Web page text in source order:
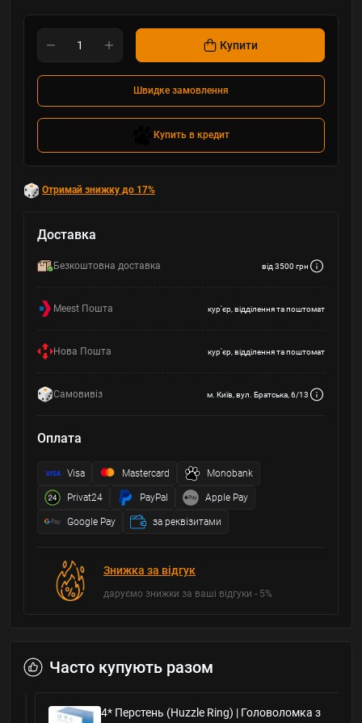
Купити
Швидке замовлення
Купить в кредит
Отримай знижку до 17%
Доставка
Безкоштовна доставка від 3500 грн
Meest Пошта кур'єр, відділення та поштомат
Нова Пошта кур'єр, відділення та поштомат
Самовивіз м. Київ, вул. Братська, 6/13
Оплата
Visa Mastercard Monobank
Privat24 PayPal Apple Pay
Google Pay за реквізитами
Знижка за відгук
даруємо знижки за ваші відгуки - 5%
Часто купують разом
4* Перстень (Huzzle Ring) | Головоломка з